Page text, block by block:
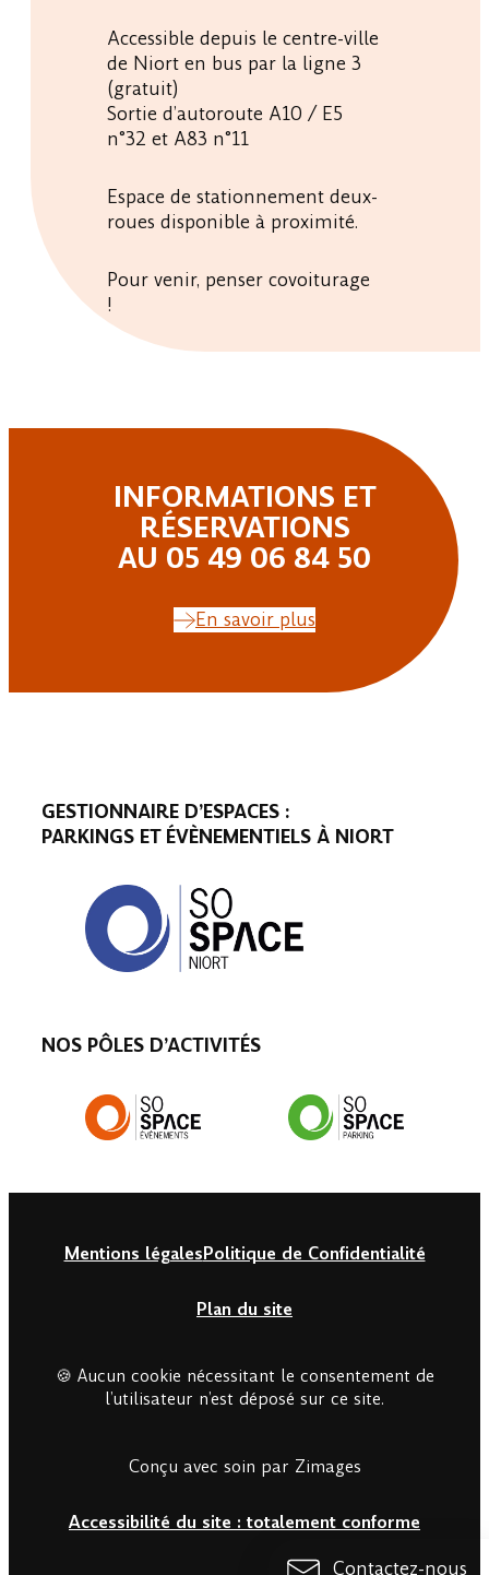
Accessible depuis le centre-ville
de Niort en bus par la ligne 3
(gratuit)
Sortie d’autoroute A10 / E5
n°32 et A83 n°11
Espace de stationnement deux-
roues disponible à proximité.
Pour venir, penser covoiturage
!
INFORMATIONS ET
RÉSERVATIONS
AU 05 49 06 84 50
En savoir plus
GESTIONNAIRE D’ESPACES :
PARKINGS ET ÉVÈNEMENTIELS À NIORT
NOS PÔLES D’ACTIVITÉS
Mentions légalesPolitique de Confidentialité
Plan du site
🍪 Aucun cookie nécessitant le consentement de
l’utilisateur n’est déposé sur ce site.
Conçu avec soin par Zimages
Accessibilité du site : totalement conforme
Contactez-nous